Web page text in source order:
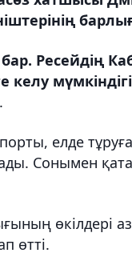
Ресейдің
елде
Сонымен
өкілдері
өтті.